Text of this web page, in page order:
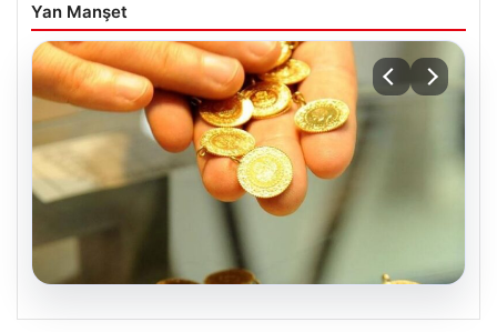
Yan Manşet
05.08.2026